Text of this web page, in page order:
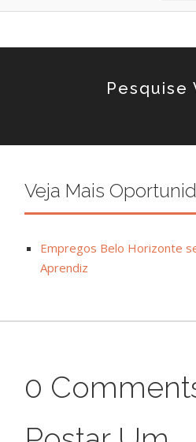
Pesquise
Veja Mais
Empregos Belo Horizonte
Aprendiz
0